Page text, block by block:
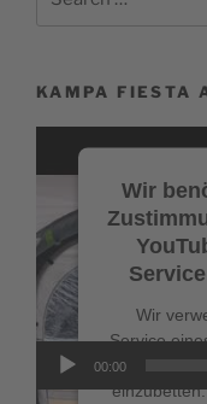
for:
KAMPA FIESTA
Wir
Wir
Service
00:00